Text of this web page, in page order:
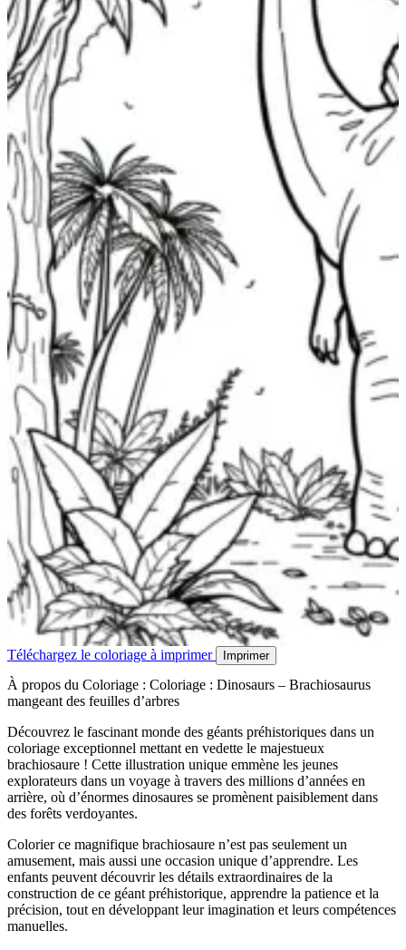
Téléchargez le coloriage à imprimer Imprimer
À propos du Coloriage : Coloriage : Dinosaurs – Brachiosaurus
mangeant des feuilles d’arbres
Découvrez le fascinant monde des géants préhistoriques dans un
coloriage exceptionnel mettant en vedette le majestueux
brachiosaure ! Cette illustration unique emmène les jeunes
explorateurs dans un voyage à travers des millions d’années en
arrière, où d’énormes dinosaures se promènent paisiblement dans
des forêts verdoyantes.
Colorier ce magnifique brachiosaure n’est pas seulement un
amusement, mais aussi une occasion unique d’apprendre. Les
enfants peuvent découvrir les détails extraordinaires de la
construction de ce géant préhistorique, apprendre la patience et la
précision, tout en développant leur imagination et leurs compétences
manuelles.